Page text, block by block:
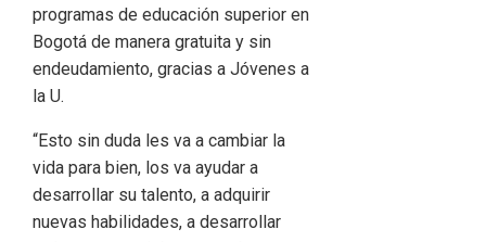
programas de educación superior en
Bogotá de manera gratuita y sin
endeudamiento, gracias a Jóvenes a
la U.
“Esto sin duda les va a cambiar la
vida para bien, los va ayudar a
desarrollar su talento, a adquirir
nuevas habilidades, a desarrollar